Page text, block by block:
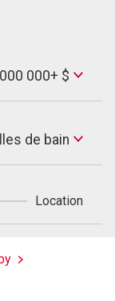
000+ $
de bain
Location